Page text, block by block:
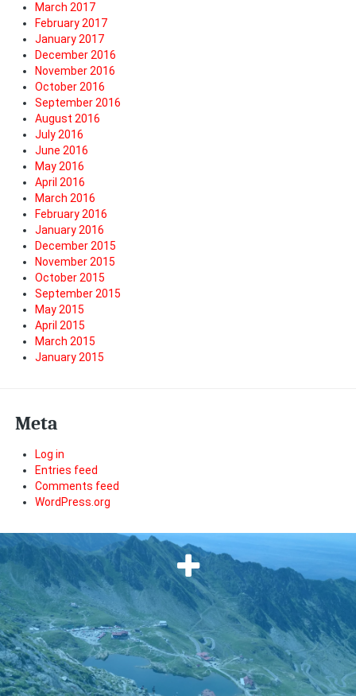
March 2017
February 2017
January 2017
December 2016
November 2016
October 2016
September 2016
August 2016
July 2016
June 2016
May 2016
April 2016
March 2016
February 2016
January 2016
December 2015
November 2015
October 2015
September 2015
May 2015
April 2015
March 2015
January 2015
Meta
Log in
Entries feed
Comments feed
WordPress.org